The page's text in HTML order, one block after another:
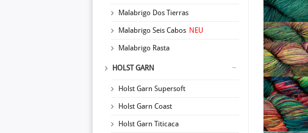
Malabrigo Dos Tierras
Malabrigo Seis Cabos NEU
Malabrigo Rasta
HOLST GARN
Holst Garn Supersoft
Holst Garn Coast
Holst Garn Titicaca